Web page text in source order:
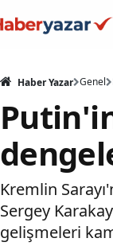
Haber Yazar Genel
Kremlin
Sergey
gelişmeleri